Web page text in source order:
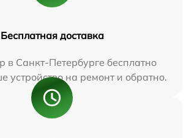
Бесплатная доставка
в Санкт-Петербурге бесплатно
устройство на ремонт и обратно.